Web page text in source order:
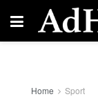
Home Sport